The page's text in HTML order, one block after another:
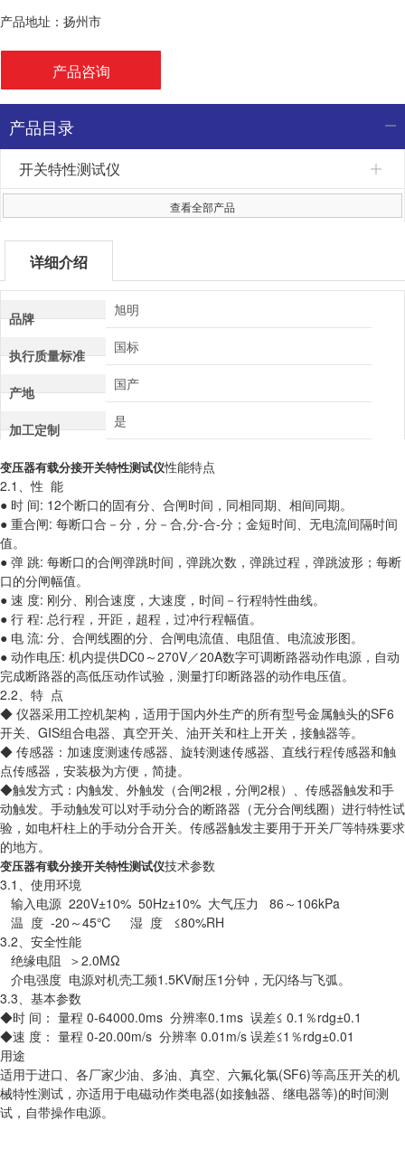
产品地址：扬州市
产品咨询
产品目录
开关特性测试仪
查看全部产品
详细介绍
品牌 旭明
执行质量标准 国标
产地 国产
加工定制 是
变压器有载分接开关特性测试仪性能特点
2.1、性 能
● 时 间: 12个断口的固有分、合闸时间，同相同期、相间同期。
● 重合闸: 每断口合－分，分－合,分-合-分；金短时间、无电流间隔时间
值。
● 弹 跳: 每断口的合闸弹跳时间，弹跳次数，弹跳过程，弹跳波形；每断
口的分闸幅值。
● 速 度: 刚分、刚合速度，大速度，时间－行程特性曲线。
● 行 程: 总行程，开距，超程，过冲行程幅值。
● 电 流: 分、合闸线圈的分、合闸电流值、电阻值、电流波形图。
● 动作电压: 机内提供DC0～270V／20A数字可调断路器动作电源，自动
完成断路器的高低压动作试验，测量打印断路器的动作电压值。
2.2、特 点
◆ 仪器采用工控机架构，适用于国内外生产的所有型号金属触头的SF6
开关、GIS组合电器、真空开关、油开关和柱上开关，接触器等。
◆ 传感器：加速度测速传感器、旋转测速传感器、直线行程传感器和触
点传感器，安装极为方便，简捷。
◆触发方式：内触发、外触发（合闸2根，分闸2根）、传感器触发和手
动触发。手动触发可以对手动分合的断路器（无分合闸线圈）进行特性试
验，如电杆柱上的手动分合开关。传感器触发主要用于开关厂等特殊要求
的地方。
变压器有载分接开关特性测试仪技术参数
3.1、使用环境
输入电源 220V±10% 50Hz±10% 大气压力 86～106kPa
温 度 -20～45℃ 湿 度 ≤80%RH
3.2、安全性能
绝缘电阻 ＞2.0MΩ
介电强度 电源对机壳工频1.5KV耐压1分钟，无闪络与飞弧。
3.3、基本参数
◆时 间： 量程 0-64000.0ms 分辨率0.1ms 误差≤ 0.1％rdg±0.1
◆速 度： 量程 0-20.00m/s 分辨率 0.01m/s 误差≤1％rdg±0.01
用途
适用于进口、各厂家少油、多油、真空、六氟化氯(SF6)等高压开关的机
械特性测试，亦适用于电磁动作类电器(如接触器、继电器等)的时间测
试，自带操作电源。